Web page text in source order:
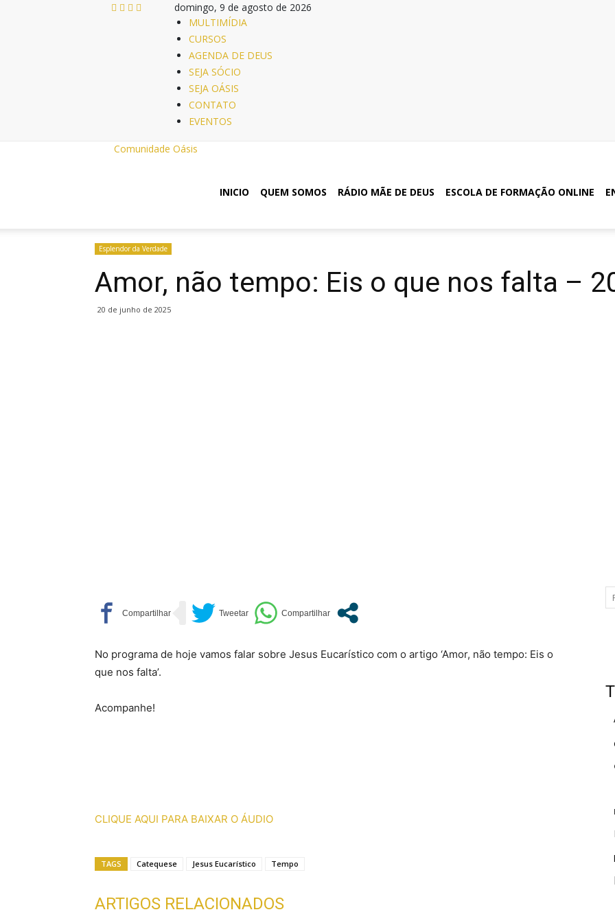
domingo, 9 de agosto de 2026
MULTIMÍDIA
CURSOS
AGENDA DE DEUS
SEJA SÓCIO
SEJA OÁSIS
CONTATO
EVENTOS
Comunidade Oásis
INICIO QUEM SOMOS RÁDIO MÃE DE DEUS ESCOLA DE FORMAÇÃO ONLINE
Esplendor da Verdade
Amor, não tempo: Eis o que nos falta –
20 de junho de 2025
No programa de hoje vamos falar sobre Jesus Eucarístico com o artigo ‘Amor, não tempo: Eis o
que nos falta’.
Acompanhe!
CLIQUE AQUI PARA BAIXAR O ÁUDIO
TAGS Catequese Jesus Eucarístico Tempo
ARTIGOS RELACIONADOS